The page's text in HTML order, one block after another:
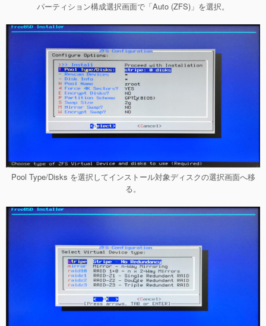
パーティション構成選択画面で「Auto (ZFS)」を選択。
Pool Type/Disks を選択してインストール対象ディスクの選択画面へ移
る。